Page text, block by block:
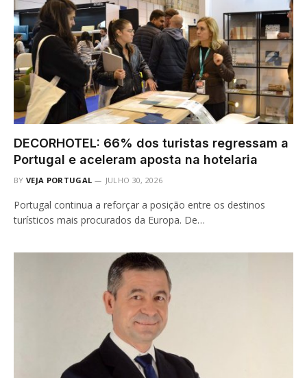
DECORHOTEL: 66% dos turistas regressam a
Portugal e aceleram aposta na hotelaria
BY VEJA PORTUGAL JULHO 30, 2026
Portugal continua a reforçar a posição entre os destinos
turísticos mais procurados da Europa. De…